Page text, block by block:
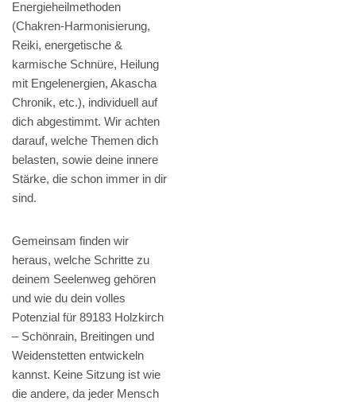
Energieheilmethoden
(Chakren-Harmonisierung,
Reiki, energetische &
karmische Schnüre, Heilung
mit Engelenergien, Akascha
Chronik, etc.), individuell auf
dich abgestimmt. Wir achten
darauf, welche Themen dich
belasten, sowie deine innere
Stärke, die schon immer in dir
sind.
Gemeinsam finden wir
heraus, welche Schritte zu
deinem Seelenweg gehören
und wie du dein volles
Potenzial für 89183 Holzkirch
– Schönrain, Breitingen und
Weidenstetten entwickeln
kannst. Keine Sitzung ist wie
die andere, da jeder Mensch